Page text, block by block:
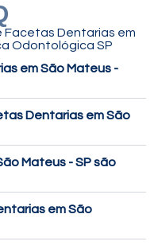
Dentarias em
Odontológica SP
em São Mateus -
Dentarias em São
Mateus - SP são
em São